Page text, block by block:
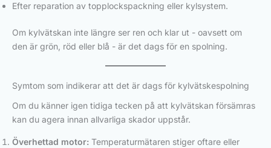
Efter reparation av topplockspackning eller kylsystem.
Om kylvätskan inte längre ser ren och klar ut - oavsett om
den är grön, röd eller blå - är det dags för en spolning.
Symtom som indikerar att det är dags för kylvätskespolning
Om du känner igen tidiga tecken på att kylvätskan försämras
kan du agera innan allvarliga skador uppstår.
Överhettad motor: Temperaturmätaren stiger oftare eller